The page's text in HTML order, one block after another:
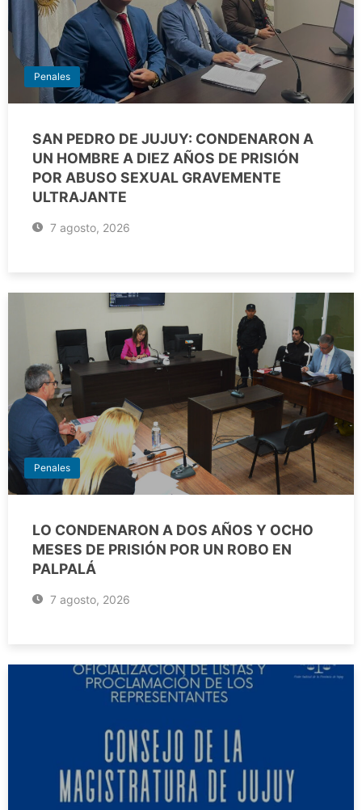
Penales
SAN PEDRO DE JUJUY: CONDENARON A
UN HOMBRE A DIEZ AÑOS DE PRISIÓN
POR ABUSO SEXUAL GRAVEMENTE
ULTRAJANTE
7 agosto, 2026
Penales
LO CONDENARON A DOS AÑOS Y OCHO
MESES DE PRISIÓN POR UN ROBO EN
PALPALÁ
7 agosto, 2026